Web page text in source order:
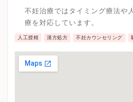
不妊治療ではタイミング療法や
療を対応しています。
人工授精 漢方処方 不妊カウンセリング